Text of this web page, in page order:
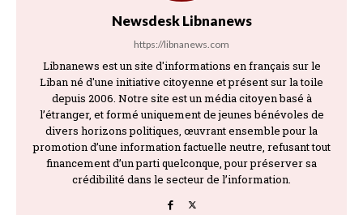
Newsdesk Libnanews
https://libnanews.com
Libnanews est un site d'informations en français sur le
Liban né d'une initiative citoyenne et présent sur la toile
depuis 2006. Notre site est un média citoyen basé à
l’étranger, et formé uniquement de jeunes bénévoles de
divers horizons politiques, œuvrant ensemble pour la
promotion d’une information factuelle neutre, refusant tout
financement d’un parti quelconque, pour préserver sa
crédibilité dans le secteur de l’information.